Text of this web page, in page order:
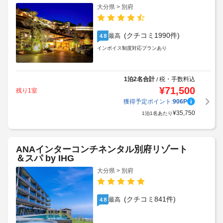
大分県 > 別府
4.8 最高 (クチコミ1990件)
インボイス制度対応プランあり
1泊2名合計/税・手数料込
残り1室
¥71,500
獲得予定ポイント:906P
1泊1名あたり¥35,750
ANAインターコンチネンタル別府リゾート
＆スパ by IHG
大分県 > 別府
4.8 最高 (クチコミ841件)